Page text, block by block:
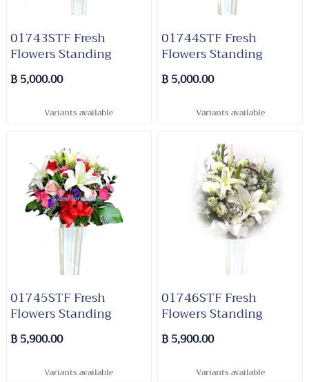
01743STF Fresh
Flowers Standing
฿ 5,000.00
Variants available
01744STF Fresh
Flowers Standing
฿ 5,000.00
Variants available
01745STF Fresh
Flowers Standing
฿ 5,900.00
Variants available
01746STF Fresh
Flowers Standing
฿ 5,900.00
Variants available